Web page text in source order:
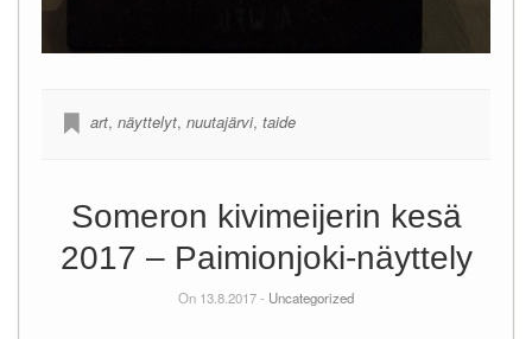
art, näyttelyt, nuutajärvi, taide
Someron kivimeijerin kesä
2017 – Paimionjoki-näyttely
On 13.8.2017 - Uncategorized